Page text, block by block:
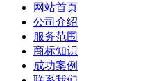
网站首页
公司介绍
服务范围
商标知识
成功案例